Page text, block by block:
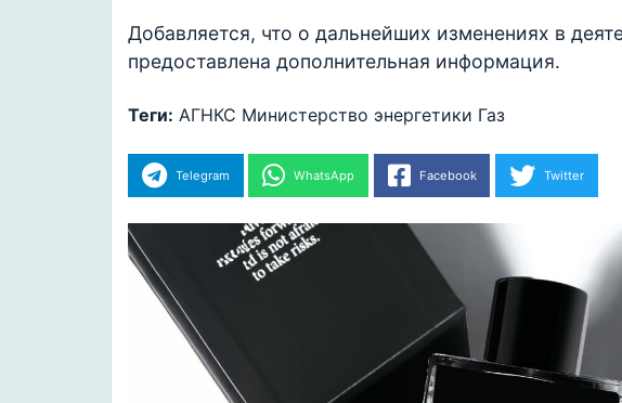
Добавляется, что о дальнейших изменениях в
предоставлена дополнительная информация.
Теги: АГНКС Министерство энергетики Газ
Telegram WhatsApp Facebook Twitter